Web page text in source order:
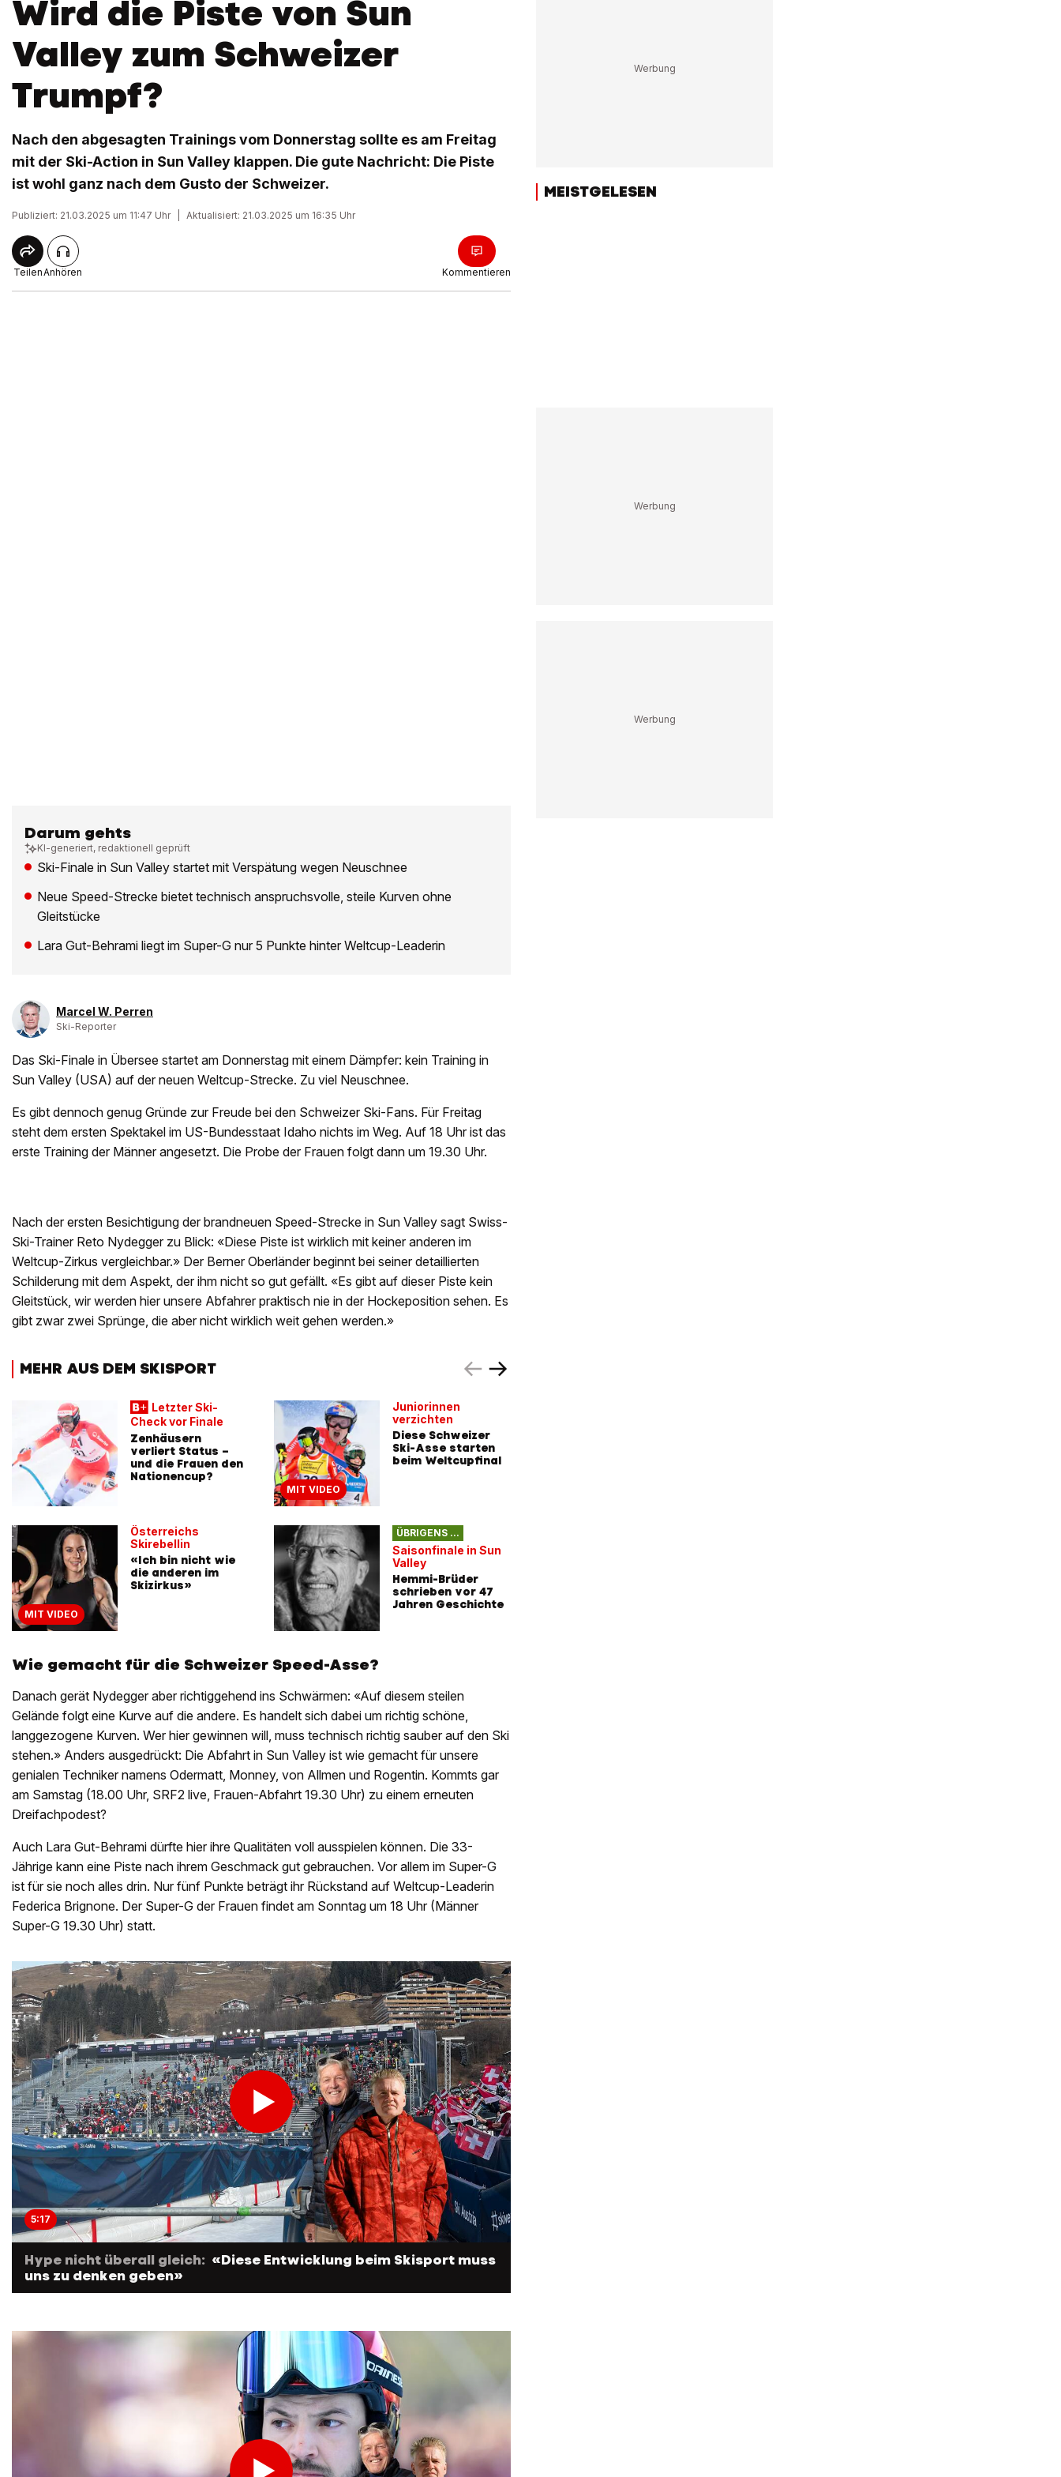
Wird die Piste von Sun
Valley zum Schweizer
Trumpf?
Nach den abgesagten Trainings vom Donnerstag sollte es am Freitag
mit der Ski-Action in Sun Valley klappen. Die gute Nachricht: Die Piste
ist wohl ganz nach dem Gusto der Schweizer.
Publiziert: 21.03.2025 um 11:47 Uhr Aktualisiert: 21.03.2025 um 16:35 Uhr
TeilenAnhören Kommentieren
Darum gehts
KI-generiert, redaktionell geprüft
Ski-Finale in Sun Valley startet mit Verspätung wegen Neuschnee
Neue Speed-Strecke bietet technisch anspruchsvolle, steile Kurven ohne
Gleitstücke
Lara Gut-Behrami liegt im Super-G nur 5 Punkte hinter Weltcup-Leaderin
Marcel W. Perren
Ski-Reporter
Das Ski-Finale in Übersee startet am Donnerstag mit einem Dämpfer: kein Training in
Sun Valley (USA) auf der neuen Weltcup-Strecke. Zu viel Neuschnee.
Es gibt dennoch genug Gründe zur Freude bei den Schweizer Ski-Fans. Für Freitag
steht dem ersten Spektakel im US-Bundesstaat Idaho nichts im Weg. Auf 18 Uhr ist das
erste Training der Männer angesetzt. Die Probe der Frauen folgt dann um 19.30 Uhr.
Nach der ersten Besichtigung der brandneuen Speed-Strecke in Sun Valley sagt Swiss-
Ski-Trainer Reto Nydegger zu Blick: «Diese Piste ist wirklich mit keiner anderen im
Weltcup-Zirkus vergleichbar.» Der Berner Oberländer beginnt bei seiner detaillierten
Schilderung mit dem Aspekt, der ihm nicht so gut gefällt. «Es gibt auf dieser Piste kein
Gleitstück, wir werden hier unsere Abfahrer praktisch nie in der Hockeposition sehen. Es
gibt zwar zwei Sprünge, die aber nicht wirklich weit gehen werden.»
MEHR AUS DEM SKISPORT
Letzter Ski-
Check vor Finale
Zenhäusern
verliert Status –
und die Frauen den
Nationencup?
MIT VIDEO
Österreichs
Skirebellin
«Ich bin nicht wie
die anderen im
Skizirkus»
MIT VIDEO
Juniorinnen
verzichten
Diese Schweizer
Ski-Asse starten
beim Weltcupfinal
ÜBRIGENS ...
Saisonfinale in Sun
Valley
Hemmi-Brüder
schrieben vor 47
Jahren Geschichte
Wie gemacht für die Schweizer Speed-Asse?
Danach gerät Nydegger aber richtiggehend ins Schwärmen: «Auf diesem steilen
Gelände folgt eine Kurve auf die andere. Es handelt sich dabei um richtig schöne,
langgezogene Kurven. Wer hier gewinnen will, muss technisch richtig sauber auf den Ski
stehen.» Anders ausgedrückt: Die Abfahrt in Sun Valley ist wie gemacht für unsere
genialen Techniker namens Odermatt, Monney, von Allmen und Rogentin. Kommts gar
am Samstag (18.00 Uhr, SRF2 live, Frauen-Abfahrt 19.30 Uhr) zu einem erneuten
Dreifachpodest?
Auch Lara Gut-Behrami dürfte hier ihre Qualitäten voll ausspielen können. Die 33-
Jährige kann eine Piste nach ihrem Geschmack gut gebrauchen. Vor allem im Super-G
ist für sie noch alles drin. Nur fünf Punkte beträgt ihr Rückstand auf Weltcup-Leaderin
Federica Brignone. Der Super-G der Frauen findet am Sonntag um 18 Uhr (Männer
Super-G 19.30 Uhr) statt.
5:17
Hype nicht überall gleich: «Diese Entwicklung beim Skisport muss
uns zu denken geben»
MEISTGELESEN